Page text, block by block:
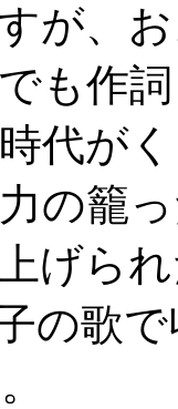
が、
も作
代が
の籠
げら
の歌